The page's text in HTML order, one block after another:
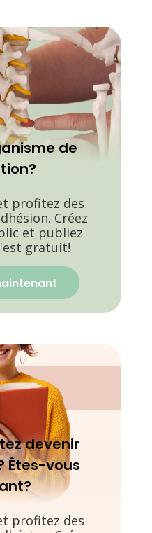
de
profitez des
Créez
et publiez
gratuit!
devenir
Êtes-vous
profitez des